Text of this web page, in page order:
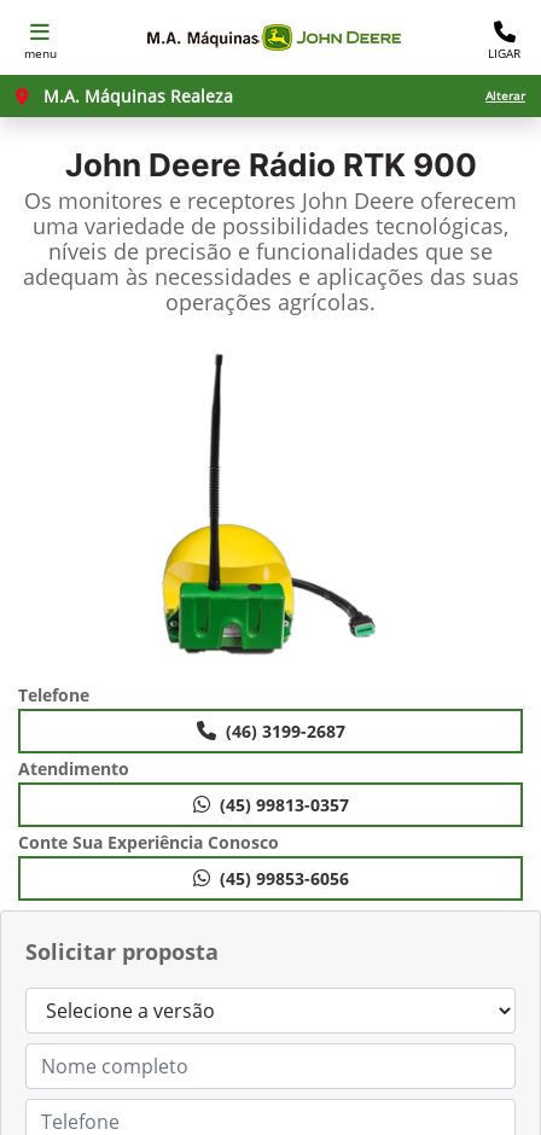
menu LIGAR
M.A. Máquinas Realeza Alterar
John Deere Rádio RTK 900
Os monitores e receptores John Deere oferecem
uma variedade de possibilidades tecnológicas,
níveis de precisão e funcionalidades que se
adequam às necessidades e aplicações das suas
operações agrícolas.
Solicitar proposta
Telefone
(46) 3199-2687
Atendimento
(45) 99813-0357
Conte Sua Experiência Conosco
(45) 99853-6056